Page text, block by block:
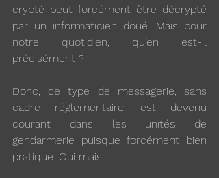
crypté peut forcément être décrypté
par un informaticien doué. Mais pour
notre quotidien, qu’en est-il
précisément ?
Donc, ce type de messagerie, sans
cadre réglementaire, est devenu
courant dans les unités de
gendarmerie puisque forcément bien
pratique. Oui mais...